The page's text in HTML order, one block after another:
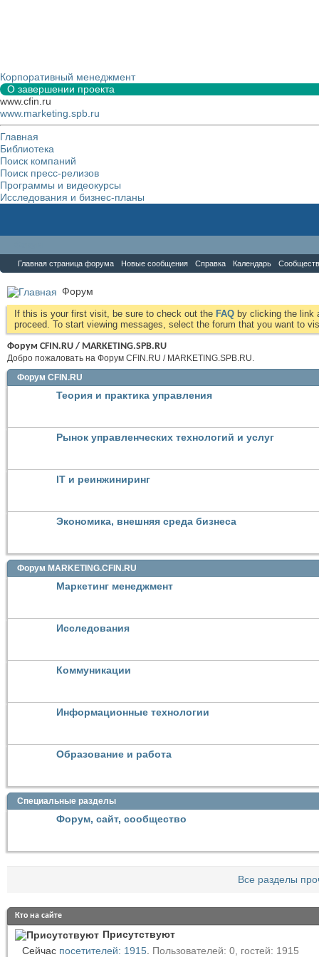
Корпоративный менеджмент
О завершении проекта
www.cfin.ru
www.marketing.spb.ru
Главная
Библиотека
Поиск компаний
Поиск пресс-релизов
Программы и видеокурсы
Исследования и бизнес-планы
Главная страница форума Новые сообщения Справка Календарь
Форум
If this is your first visit, be sure to check out the FAQ by clicking the link
proceed. To start viewing messages, select the forum that you want to
Форум CFIN.RU / MARKETING.SPB.RU
Добро пожаловать на Форум CFIN.RU / MARKETING.SPB.RU.
Форум CFIN.RU
Теория и практика управления
Рынок управленческих технологий и услуг
IT и реинжиниринг
Экономика, внешняя среда бизнеса
Форум MARKETING.CFIN.RU
Маркетинг менеджмент
Исследования
Коммуникации
Информационные технологии
Образование и работа
Специальные разделы
Форум, сайт, сообщество
Все разделы
Кто на сайте
Присутствуют
Сейчас посетителей: 1915 Пользователей: 0, гостей: 1915